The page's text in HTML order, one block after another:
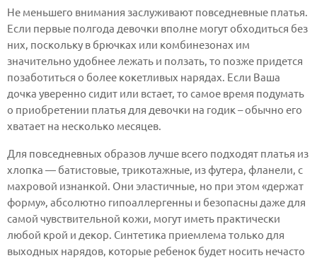
Не меньшего внимания заслуживают повседневные платья.
Если первые полгода девочки вполне могут обходиться без
них, поскольку в брючках или комбинезонах им
значительно удобнее лежать и ползать, то позже придется
позаботиться о более кокетливых нарядах. Если Ваша
дочка уверенно сидит или встает, то самое время подумать
о приобретении платья для девочки на годик – обычно его
хватает на несколько месяцев.
Для повседневных образов лучше всего подходят платья из
хлопка — батистовые, трикотажные, из футера, фланели, с
махровой изнанкой. Они эластичные, но при этом «держат
форму», абсолютно гипоаллергенны и безопасны даже для
самой чувствительной кожи, могут иметь практически
любой крой и декор. Синтетика приемлема только для
выходных нарядов, которые ребенок будет носить нечасто